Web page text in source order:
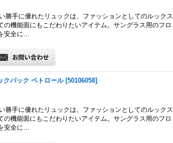
勝手に優れたリュックは、ファッションとしてのルックス
の機能面にもこだわりたいアイテム。サングラス用のフロ
安全に…
パック ペトロール [50106058]
勝手に優れたリュックは、ファッションとしてのルックス
の機能面にもこだわりたいアイテム。サングラス用のフロ
安全に…